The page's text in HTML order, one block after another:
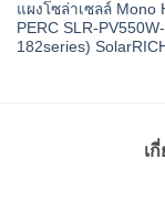
แผงโซล่าเซลล์ Mono
PERC SLR-
182series)
เ